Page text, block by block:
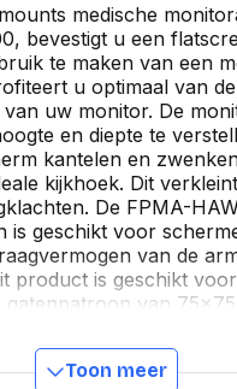
medische
bevestigt u een
te maken van een
u optimaal van de
van uw monitor. De
en diepte te
kantelen en
kijkhoek. Dit
De FPMA-
is geschikt voor
van de
product is geschikt
gatenpatroon van
dan kunt u dit oplossen
Toon meer